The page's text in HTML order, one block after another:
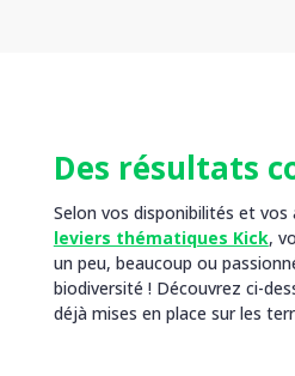
Des résultats
Selon vos disponibilités et vos
leviers thématiques Kick,
un peu, beaucoup ou
biodiversité ! Découvrez ci-
déjà mises en place sur les